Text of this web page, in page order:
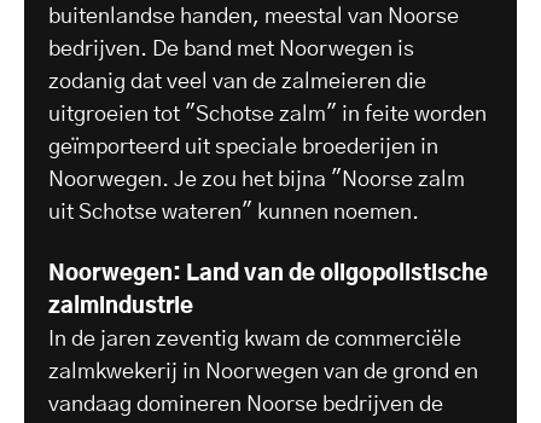
buitenlandse handen, meestal van Noorse
bedrijven. De band met Noorwegen is
zodanig dat veel van de zalmeieren die
uitgroeien tot "Schotse zalm" in feite worden
geïmporteerd uit speciale broederijen in
Noorwegen. Je zou het bijna "Noorse zalm
uit Schotse wateren" kunnen noemen.
Noorwegen: Land van de oligopolistische
zalmindustrie
In de jaren zeventig kwam de commerciële
zalmkwekerij in Noorwegen van de grond en
vandaag domineren Noorse bedrijven de